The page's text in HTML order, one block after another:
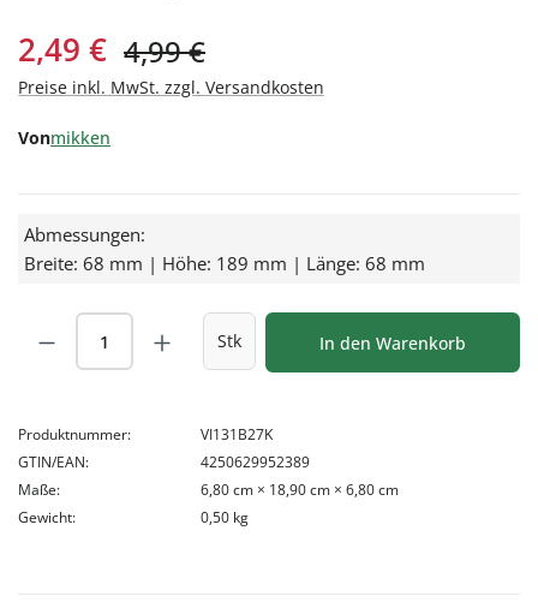
Verkaufspreis:
2,49 € Regulärer Preis:
4,99 €
Preise inkl. MwSt. zzgl. Versandkosten
Vonmikken
Abmessungen:
Breite: 68 mm | Höhe: 189 mm | Länge: 68 mm
Produkt Anzahl: Gib den gewünschten
Stk In den Warenkorb
Produktnummer:
VI131B27K
GTIN/EAN:
4250629952389
Maße:
6,80 cm × 18,90 cm × 6,80 cm
Gewicht:
0,50 kg